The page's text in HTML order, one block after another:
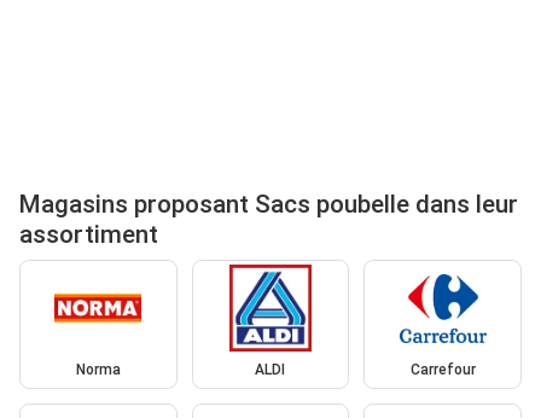
Magasins proposant Sacs poubelle dans leur
assortiment
Norma ALDI Carrefour